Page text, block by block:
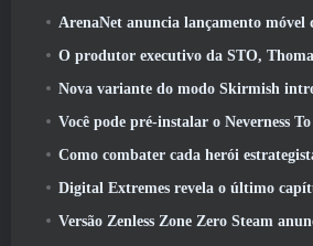
ArenaNet anuncia lançamento móvel do
O produtor executivo da STO, Thomas Marrone, e o diretor criativo da Neverwinter, Randy
Nova variante do modo Skirmish introduzida
Você pode pré-instalar o Neverness
Como combater cada herói
Digital Extremes revela o último capítulo narrativo do
Versão Zenless Zone Zero Steam anunciada durante a